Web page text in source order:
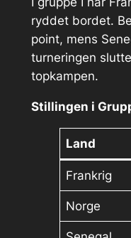
ryddet bordet.
point, mens
turneringen
topkampen.
Stillingen i
Land
Frankrig
Norge